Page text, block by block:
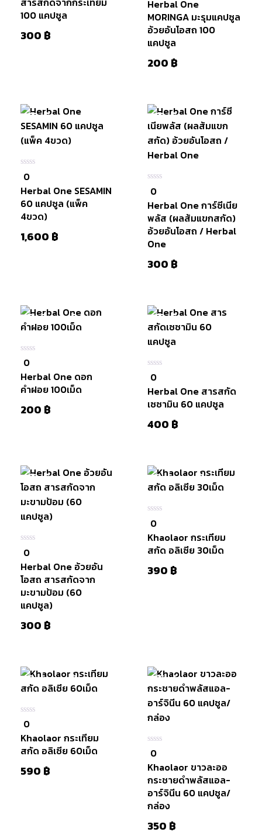
100 แคปซูล
300 ฿
หยิบใส่
5
Herbal One
MORINGA มะรุมแคปซูล
อ้วยอันโอสถ 100
แคปซูล
200 ฿
มีสินค้า
0
ใน
5
0
Herbal One SESAMIN
60 แคปซูล (แพ็ค
4ขวด)
1,600 ฿
หยิบใส่
มีสินค้า
0
ใน
5
0
Herbal One การ์ซีเนีย
พลัส (ผลส้มแขกสกัด)
อ้วยอันโอสถ / Herbal
One
300 ฿
สินค้าหมดแล้ว
0
ใน
5
0
Herbal One ดอก
คำฝอย 100เม็ด
200 ฿
มีสินค้า
0
ใน
5
0
Herbal One สารสกัด
เซซามิน 60 แคปซูล
400 ฿
ตะกร้า
มีสินค้า
0
ใน
5
0
Herbal One อ้วยอัน
โอสถ สารสกัดจาก
มะขามป้อม (60
แคปซูล)
300 ฿
ตะกร้า
สินค้าหมดแล้ว
0
ใน
5
0
Khaolaor กระเทียม
สกัด อลิเซีย 30เม็ด
390 ฿
สินค้าหมดแล้ว
0
ใน
5
0
Khaolaor กระเทียม
สกัด อลิเซีย 60เม็ด
590 ฿
มีสินค้า
0
ใน
5
0
Khaolaor ขาวละออ
กระชายดำพลัสแอล-
อาร์จินีน 60 แคปซูล/
กล่อง
350 ฿